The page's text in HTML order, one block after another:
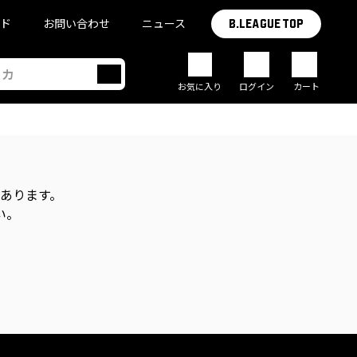
お問い合わせ ニュース B.LEAGUE TOP
お気に入り ログイン カート
ります。